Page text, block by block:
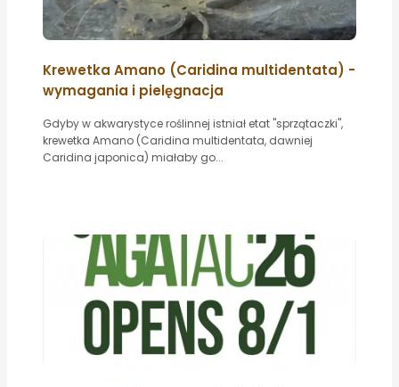
Krewetka Amano (Caridina multidentata) -
wymagania i pielęgnacja
Gdyby w akwarystyce roślinnej istniał etat "sprzątaczki",
krewetka Amano (Caridina multidentata, dawniej
Caridina japonica) miałaby go...